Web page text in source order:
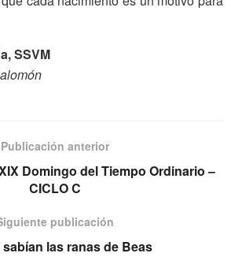
SSVM
Publicación anterior
Domingo del Tiempo Ordinario –
CICLO C
publicación
las ranas de Beas